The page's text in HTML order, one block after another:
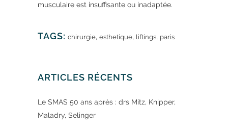
musculaire est insuffisante ou inadaptée.
TAGS: chirurgie, esthetique, liftings, paris
ARTICLES RÉCENTS
Le SMAS 50 ans après : drs Mitz, Knipper,
Maladry, Selinger